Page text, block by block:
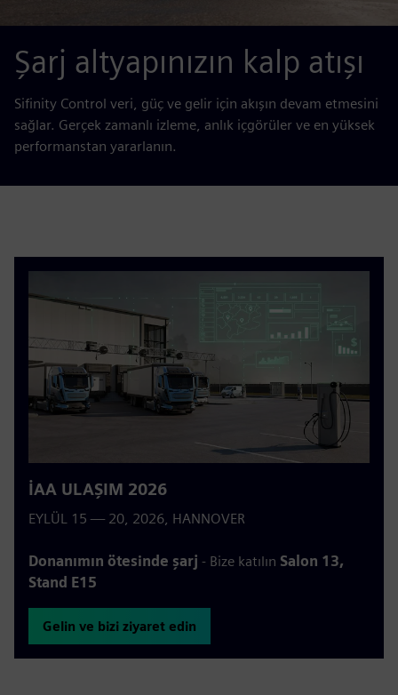
Şarj altyapınızın kalp atışı
Sifinity Control veri, güç ve gelir için akışın devam etmesini
sağlar. Gerçek zamanlı izleme, anlık içgörüler ve en yüksek
performanstan yararlanın.
İAA ULAŞIM 2026
EYLÜL 15 — 20, 2026, HANNOVER
Donanımın ötesinde şarj - Bize katılın Salon 13,
Stand E15
Gelin ve bizi ziyaret edin